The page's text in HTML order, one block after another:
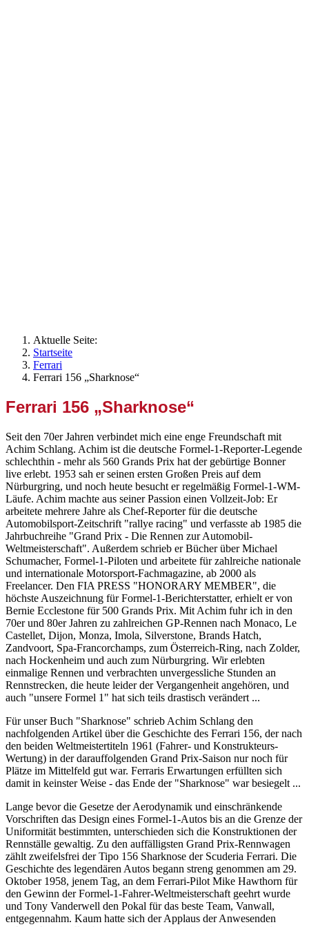
Aktuelle Seite:
Startseite
Ferrari
Ferrari 156 „Sharknose“
Ferrari 156 „Sharknose“
Seit den 70er Jahren verbindet mich eine enge Freundschaft mit
Achim Schlang. Achim ist die deutsche Formel-1-Reporter-Legende
schlechthin - mehr als 560 Grands Prix hat der gebürtige Bonner
live erlebt. 1953 sah er seinen ersten Großen Preis auf dem
Nürburgring, und noch heute besucht er regelmäßig Formel-1-WM-
Läufe. Achim machte aus seiner Passion einen Vollzeit-Job: Er
arbeitete mehrere Jahre als Chef-Reporter für die deutsche
Automobilsport-Zeitschrift "rallye racing" und verfasste ab 1985 die
Jahrbuchreihe "Grand Prix - Die Rennen zur Automobil-
Weltmeisterschaft". Außerdem schrieb er Bücher über Michael
Schumacher, Formel-1-Piloten und arbeitete für zahlreiche nationale
und internationale Motorsport-Fachmagazine, ab 2000 als
Freelancer. Den FIA PRESS "HONORARY MEMBER", die
höchste Auszeichnung für Formel-1-Berichterstatter, erhielt er von
Bernie Ecclestone für 500 Grands Prix. Mit Achim fuhr ich in den
70er und 80er Jahren zu zahlreichen GP-Rennen nach Monaco, Le
Castellet, Dijon, Monza, Imola, Silverstone, Brands Hatch,
Zandvoort, Spa-Francorchamps, zum Österreich-Ring, nach Zolder,
nach Hockenheim und auch zum Nürburgring. Wir erlebten
einmalige Rennen und verbrachten unvergessliche Stunden an
Rennstrecken, die heute leider der Vergangenheit angehören, und
auch "unsere Formel 1" hat sich teils drastisch verändert ...
Für unser Buch "Sharknose" schrieb Achim Schlang den
nachfolgenden Artikel über die Geschichte des Ferrari 156, der nach
den beiden Weltmeistertiteln 1961 (Fahrer- und Konstrukteurs-
Wertung) in der darauffolgenden Grand Prix-Saison nur noch für
Plätze im Mittelfeld gut war. Ferraris Erwartungen erfüllten sich
damit in keinster Weise - das Ende der "Sharknose" war besiegelt ...
Lange bevor die Gesetze der Aerodynamik und einschränkende
Vorschriften das Design eines Formel-1-Autos bis an die Grenze der
Uniformität bestimmten, unterschieden sich die Konstruktionen der
Rennställe gewaltig. Zu den auffälligsten Grand Prix-Rennwagen
zählt zweifelsfrei der Tipo 156 Sharknose der Scuderia Ferrari. Die
Geschichte des legendären Autos begann streng genommen am 29.
Oktober 1958, jenem Tag, an dem Ferrari-Pilot Mike Hawthorn für
den Gewinn der Formel-1-Fahrer-Weltmeisterschaft geehrt wurde
und Tony Vanderwell den Pokal für das beste Team, Vanwall,
entgegennahm. Kaum hatte sich der Applaus der Anwesenden